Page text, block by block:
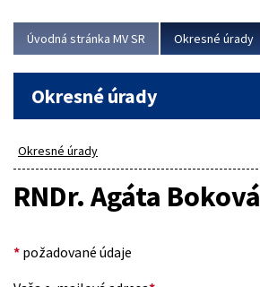
Viac
Úvodná stránka MV SR Okresné úrady
Okresné úrady
Okresné úrady
RNDr. Agáta Boková
* požadované údaje